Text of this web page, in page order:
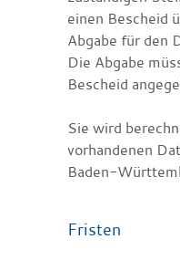
einen Bescheid
Abgabe für den
Die Abgabe
Bescheid
Sie wird
vorhandenen
Baden-
Fristen